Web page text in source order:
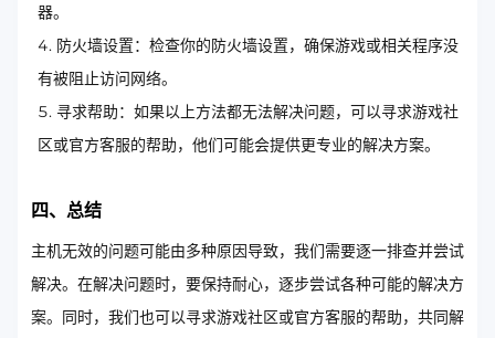
器。
防火墙设置：检查你的防火墙设置，确保游戏或相关程序没
有被阻止访问网络。
寻求帮助：如果以上方法都无法解决问题，可以寻求游戏社
区或官方客服的帮助，他们可能会提供更专业的解决方案。
四、总结
主机无效的问题可能由多种原因导致，我们需要逐一排查并尝试
解决。在解决问题时，要保持耐心，逐步尝试各种可能的解决方
案。同时，我们也可以寻求游戏社区或官方客服的帮助，共同解